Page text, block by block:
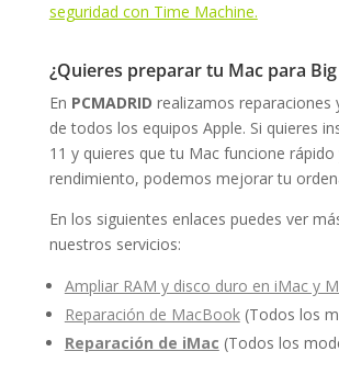
seguridad con Time Machine.
¿Quieres preparar tu Mac para Big
En PCMADRID realizamos reparaciones
de todos los equipos Apple. Si quieres
11 y quieres que tu Mac funcione rápido
rendimiento, podemos mejorar tu
En los siguientes enlaces puedes ver
nuestros servicios:
Ampliar RAM y disco duro en iMac y
Reparación de MacBook(Todos los
Reparación de iMac (Todos los